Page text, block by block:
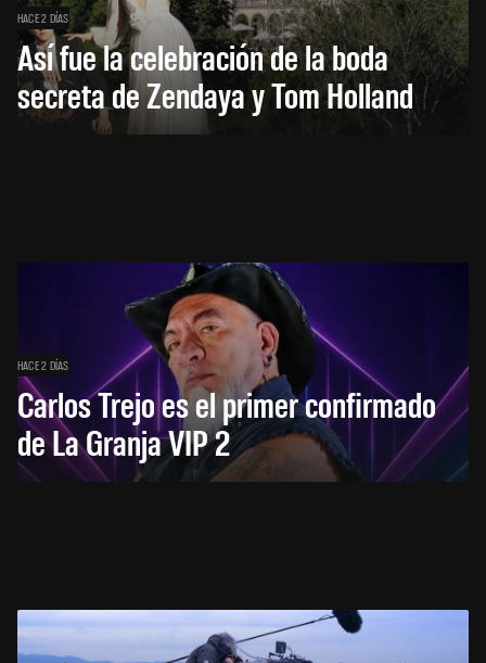
HACE 2 DÍAS
Así fue la celebración de la boda
secreta de Zendaya y Tom Holland
HACE 2 DÍAS
Carlos Trejo es el primer confirmado
de La Granja VIP 2